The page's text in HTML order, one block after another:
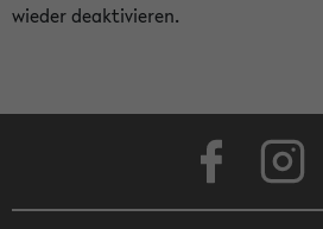
wieder deaktivieren.